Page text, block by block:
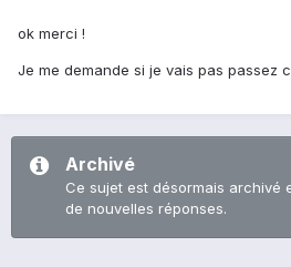
ok merci !
Je me demande si je vais pas passez
Archivé
Ce sujet est désormais archivé
de nouvelles réponses.